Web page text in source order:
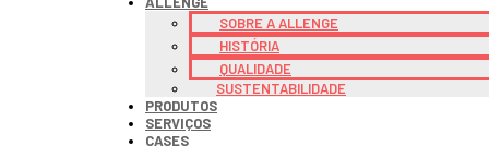
SOBRE A ALLENGE
HISTÓRIA
QUALIDADE
SUSTENTABILIDADE
PRODUTOS
SERVIÇOS
CASES